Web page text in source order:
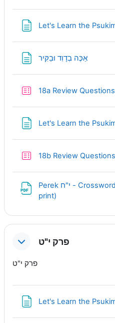
אַכֶּה בְדָוִד וּבַקִּירPage
Perek י"ח - Crossword Review (Download and
print)
פרק י"ט
פרק י"ט